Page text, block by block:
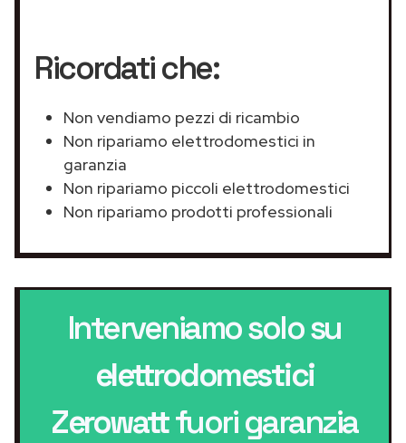
Ricordati che:
Non vendiamo pezzi di ricambio
Non ripariamo elettrodomestici in
garanzia
Non ripariamo piccoli elettrodomestici
Non ripariamo prodotti professionali
Interveniamo solo su
elettrodomestici
Zerowattfuori garanzia